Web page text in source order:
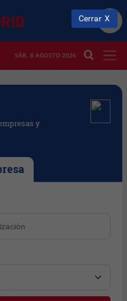
SÁB. 8 AGOSTO 2026
y
Cerrar